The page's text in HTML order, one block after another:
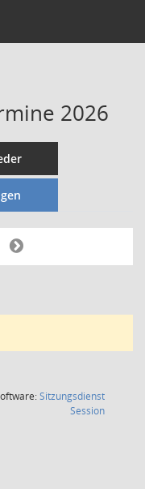
2026
Sitzungsdienst
Session(Wird in